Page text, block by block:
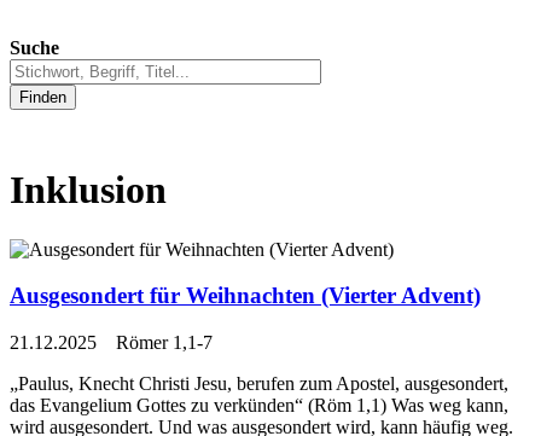
Suche
Finden
Inklusion
Ausgesondert für Weihnachten (Vierter Advent)
21.12.2025 Römer 1,1-7
„Paulus, Knecht Christi Jesu, berufen zum Apostel, ausgesondert,
das Evangelium Gottes zu verkünden“ (Röm 1,1) Was weg kann,
wird ausgesondert. Und was ausgesondert wird, kann häufig weg.